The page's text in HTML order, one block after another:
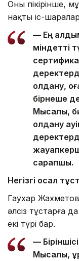
Оның пікірінше,
нақты іс-
— Ең
міндетті
қолдану,
бірнеше
Мысалы,
қолдану
сарапшы.
Негізгі осал
Гаухар
әлсіз тұстарға
екі түрі бар.
—
Мысалы,